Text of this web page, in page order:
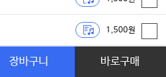
1,500원
1,500원
장바구니 바로구매